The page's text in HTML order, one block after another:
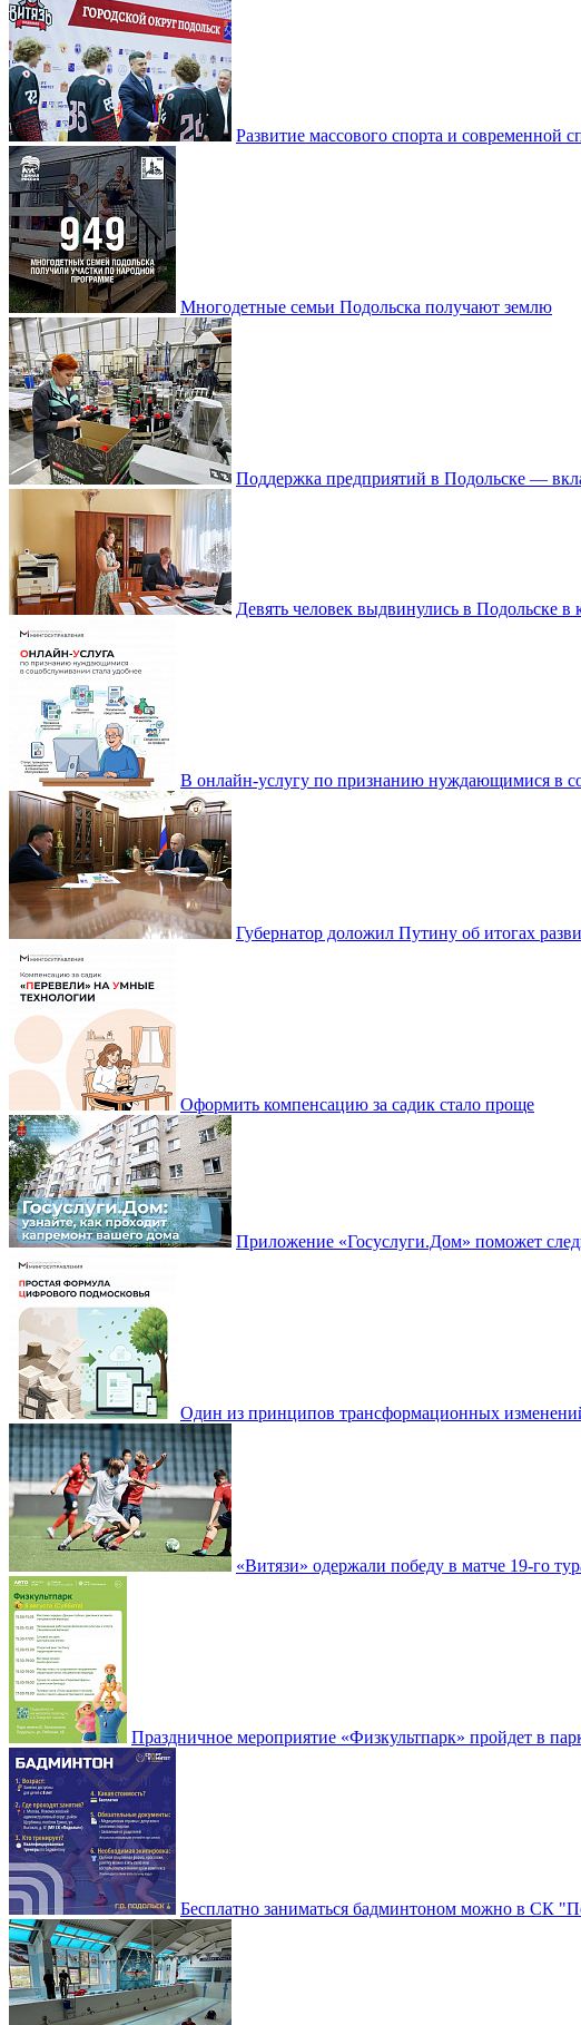
Развитие массового спорта и
Многодетные семьи Подольска получают землю
Поддержка предприятий в Подольске —
Девять человек выдвинулись в Подольске в
В онлайн-услугу по признанию нуждающимися в
Губернатор доложил Путину об итогах
Оформить компенсацию за садик стало проще
Приложение «Госуслуги.Дом» поможет
Один из принципов трансформационных
«Витязи» одержали победу в матче 19-го
Праздничное мероприятие «Физкультпарк» пройдет в
Бесплатно заниматься бадминтоном можно в СК